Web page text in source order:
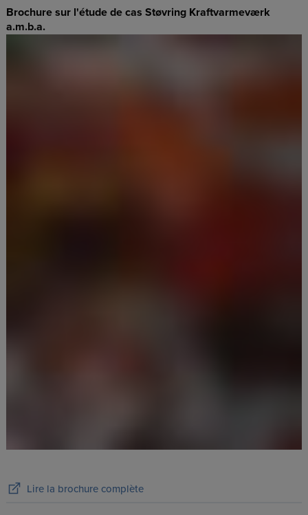
Brochure sur l'étude de cas Støvring Kraftvarmeværk
a.m.b.a.
Lire la brochure complète